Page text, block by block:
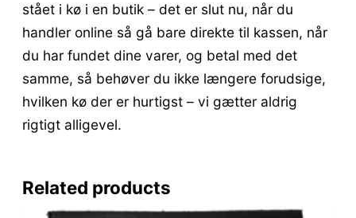
stået i kø i en butik – det er slut nu, når du
handler online så gå bare direkte til kassen, når
du har fundet dine varer, og betal med det
samme, så behøver du ikke længere forudsige,
hvilken kø der er hurtigst – vi gætter aldrig
rigtigt alligevel.
Related products